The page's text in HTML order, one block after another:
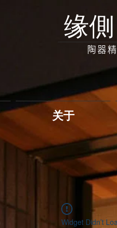
缘側
陶器
关于
Widget Didn’t